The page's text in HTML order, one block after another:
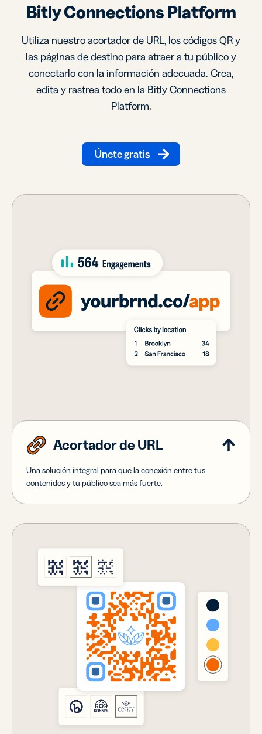
Bitly Connections Platform
Utiliza nuestro acortador de URL, los códigos QR y
las páginas de destino para atraer a tu público y
conectarlo con la información adecuada. Crea,
edita y rastrea todo en la Bitly Connections
Platform.
Únete gratis
Acortador de URL
Una solución integral para que la conexión entre tus
contenidos y tu público sea más fuerte.